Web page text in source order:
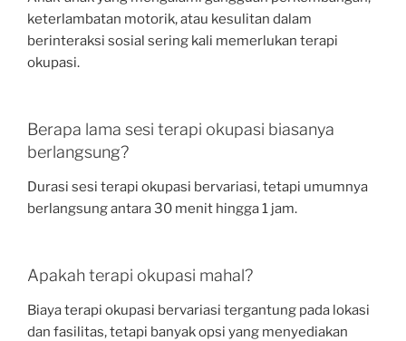
keterlambatan motorik, atau kesulitan dalam
berinteraksi sosial sering kali memerlukan terapi
okupasi.
Berapa lama sesi terapi okupasi biasanya
berlangsung?
Durasi sesi terapi okupasi bervariasi, tetapi umumnya
berlangsung antara 30 menit hingga 1 jam.
Apakah terapi okupasi mahal?
Biaya terapi okupasi bervariasi tergantung pada lokasi
dan fasilitas, tetapi banyak opsi yang menyediakan